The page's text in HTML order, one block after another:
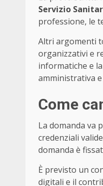
Servizio
professione, le
Altri argomenti
organizzativi e
informatiche e
amministrativa e
Come
La domanda va
credenziali
domanda è
È previsto un
digitali e il